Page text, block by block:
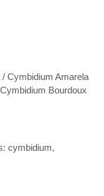
Cymbidium Amarela
Bourdoux
cymbidium,